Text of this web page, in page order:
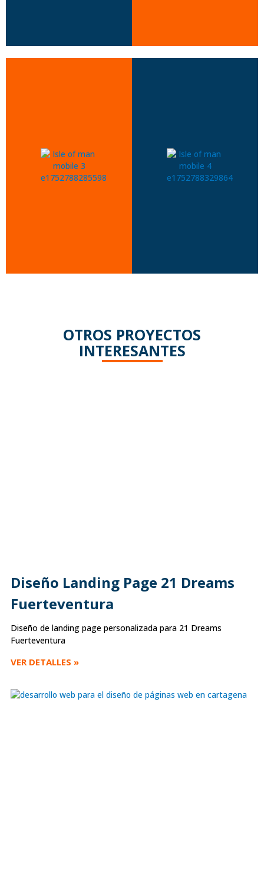
OTROS PROYECTOS
INTERESANTES
Diseño Landing Page 21 Dreams
Fuerteventura
Diseño de landing page personalizada para 21 Dreams
Fuerteventura
VER DETALLES »